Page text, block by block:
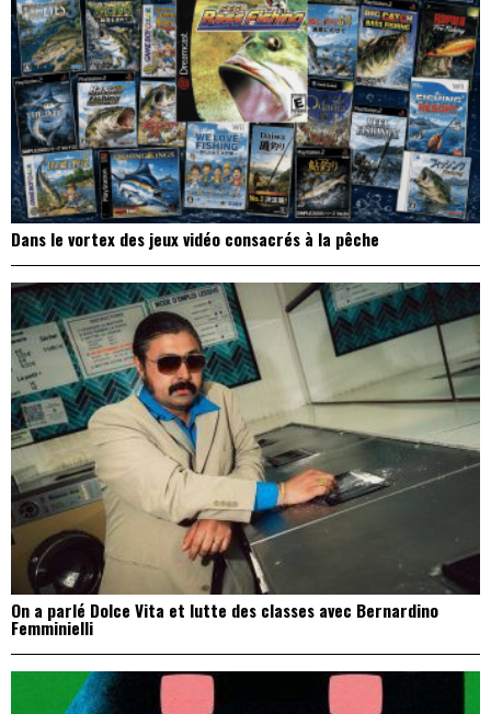
Dans le vortex des jeux vidéo consacrés à la pêche
On a parlé Dolce Vita et lutte des classes avec Bernardino
Femminielli